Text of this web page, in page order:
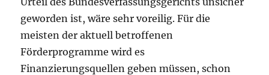
geworden ist, wäre sehr voreilig. Für die
meisten der aktuell betroffenen
Förderprogramme wird es
Finanzierungsquellen geben müssen, schon